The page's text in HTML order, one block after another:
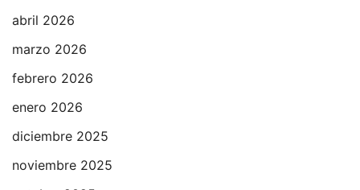
abril 2026
marzo 2026
febrero 2026
enero 2026
diciembre 2025
noviembre 2025